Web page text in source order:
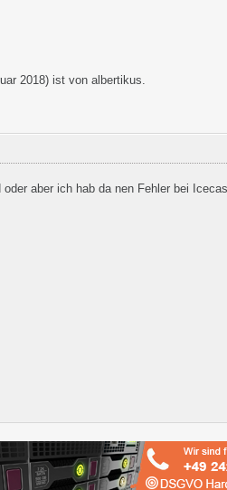
2018) ist von albertikus.
oder aber ich hab da nen Fehler bei